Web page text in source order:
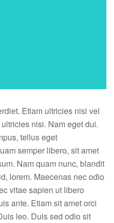
Etiam ultricies nisi vel
nisi. Nam eget dui.
tellus eget
semper libero, sit amet
Nam quam nunc, blandit
lorem. Maecenas nec odio
vitae sapien ut libero
ante. Etiam sit amet orci
leo. Duis sed odio sit